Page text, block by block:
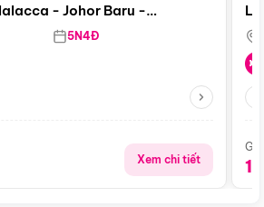
- Johor Baru -
5N4Đ
Xem chi tiết